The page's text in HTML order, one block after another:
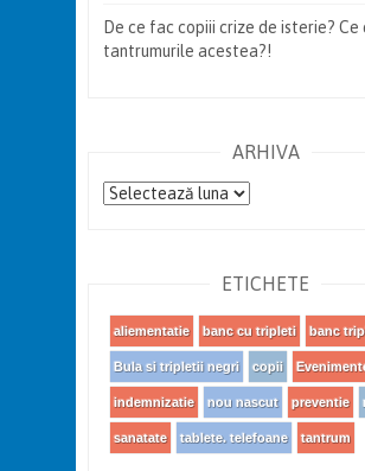
De ce fac copiii crize de isterie? Ce
tantrumurile acestea?!
ARHIVA
Arhiva
ETICHETE
aliementatie banc cu tripleti banc
Bula si tripletii negri copii
indemnizatie nou nascut preventie
sanatate tablete. telefoane tantrum